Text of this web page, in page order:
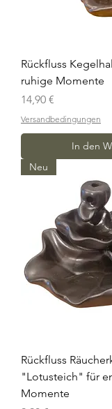
Rückfluss
ruhige Momente
Preis
14,90 €
Versandbedingungen
In den
Neu
Rückfluss
"Lotusteich" für
Momente